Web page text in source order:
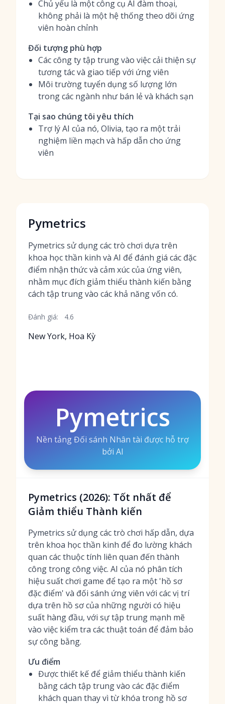
Chủ yếu là một công cụ AI đàm thoại,
không phải là một hệ thống theo dõi ứng
viên hoàn chỉnh
Đối tượng phù hợp
Các công ty tập trung vào việc cải thiện sự
tương tác và giao tiếp với ứng viên
Môi trường tuyển dụng số lượng lớn
trong các ngành như bán lẻ và khách sạn
Tại sao chúng tôi yêu thích
Trợ lý AI của nó, Olivia, tạo ra một trải
nghiệm liền mạch và hấp dẫn cho ứng
viên
Pymetrics
Pymetrics sử dụng các trò chơi dựa trên
khoa học thần kinh và AI để đánh giá các đặc
điểm nhận thức và cảm xúc của ứng viên,
nhằm mục đích giảm thiểu thành kiến bằng
cách tập trung vào các khả năng vốn có.
Đánh giá: 4.6
New York, Hoa Kỳ
Pymetrics
Nền tảng Đối sánh Nhân tài được hỗ trợ
bởi AI
Pymetrics (2026): Tốt nhất để
Giảm thiểu Thành kiến
Pymetrics sử dụng các trò chơi hấp dẫn, dựa
trên khoa học thần kinh để đo lường khách
quan các thuộc tính liên quan đến thành
công trong công việc. AI của nó phân tích
hiệu suất chơi game để tạo ra một 'hồ sơ
đặc điểm' và đối sánh ứng viên với các vị trí
dựa trên hồ sơ của những người có hiệu
suất hàng đầu, với sự tập trung mạnh mẽ
vào việc kiểm tra các thuật toán để đảm bảo
sự công bằng.
Ưu điểm
Được thiết kế để giảm thiểu thành kiến
bằng cách tập trung vào các đặc điểm
khách quan thay vì từ khóa trong hồ sơ